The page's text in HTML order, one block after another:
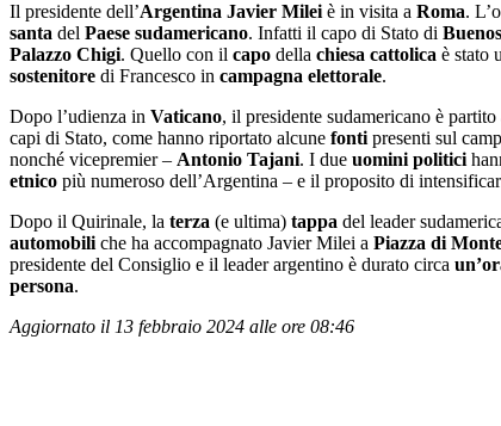
Il presidente dell’Argentina Javier Milei è in visita a Roma.
santa del Paese sudamericano. Infatti il capo di Stato di Buenos
Palazzo Chigi. Quello con il capo della chiesa cattolica è stato
sostenitore di Francesco in campagna elettorale.
Dopo l’udienza in Vaticano, il presidente sudamericano è
capi di Stato, come hanno riportato alcune fonti presenti sul
nonché vicepremier – Antonio Tajani. I due uomini politici
etnico più numeroso dell’Argentina – e il proposito di
Dopo il Quirinale, la terza (e ultima) tappa del leader
automobili che ha accompagnato Javier Milei a Piazza di
presidente del Consiglio e il leader argentino è durato circa
persona.
Aggiornato il 13 febbraio 2024 alle ore 08:46